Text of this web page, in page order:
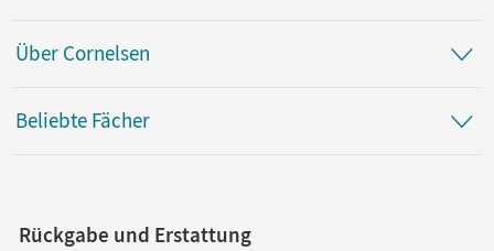
Über Cornelsen
Beliebte Fächer
Rückgabe und Erstattung